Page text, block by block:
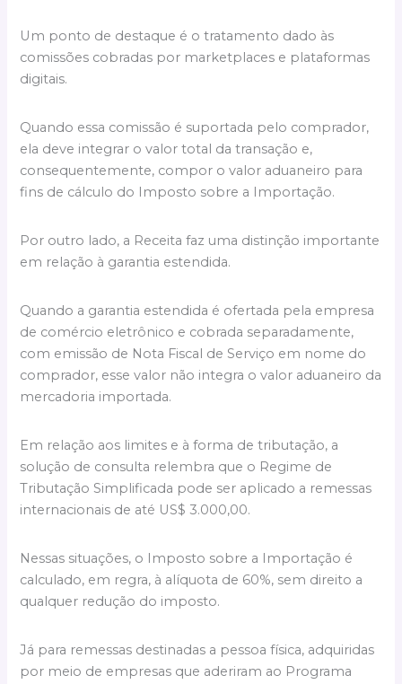
Um ponto de destaque é o tratamento dado às
comissões cobradas por marketplaces e plataformas
digitais.
Quando essa comissão é suportada pelo comprador,
ela deve integrar o valor total da transação e,
consequentemente, compor o valor aduaneiro para
fins de cálculo do Imposto sobre a Importação.
Por outro lado, a Receita faz uma distinção importante
em relação à garantia estendida.
Quando a garantia estendida é ofertada pela empresa
de comércio eletrônico e cobrada separadamente,
com emissão de Nota Fiscal de Serviço em nome do
comprador, esse valor não integra o valor aduaneiro da
mercadoria importada.
Em relação aos limites e à forma de tributação, a
solução de consulta relembra que o Regime de
Tributação Simplificada pode ser aplicado a remessas
internacionais de até US$ 3.000,00.
Nessas situações, o Imposto sobre a Importação é
calculado, em regra, à alíquota de 60%, sem direito a
qualquer redução do imposto.
Já para remessas destinadas a pessoa física, adquiridas
por meio de empresas que aderiram ao Programa